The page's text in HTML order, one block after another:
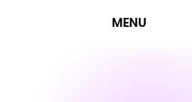
MENU